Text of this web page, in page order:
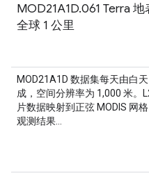
MOD21A1D.061 Terra
全球 1 公里
MOD21A1D 数据集每天由白
成，空间分辨率为 1,000 米。
片数据映射到正弦 MODIS 网
观测结果…